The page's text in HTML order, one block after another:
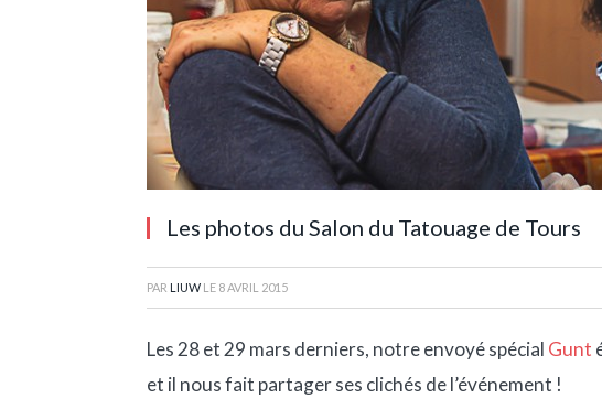
Les photos du Salon du Tatouage de Tours
PAR LIUW LE 8 AVRIL 2015
Les 28 et 29 mars derniers, notre envoyé spécial Gunt
et il nous fait partager ses clichés de l’événement !